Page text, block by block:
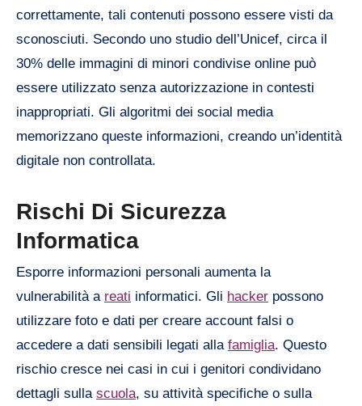
correttamente, tali contenuti possono essere visti da
sconosciuti. Secondo uno studio dell’Unicef, circa il
30% delle immagini di minori condivise online può
essere utilizzato senza autorizzazione in contesti
inappropriati. Gli algoritmi dei social media
memorizzano queste informazioni, creando un’identità
digitale non controllata.
Rischi Di Sicurezza
Informatica
Esporre informazioni personali aumenta la
vulnerabilità a reati informatici. Gli hacker possono
utilizzare foto e dati per creare account falsi o
accedere a dati sensibili legati alla famiglia. Questo
rischio cresce nei casi in cui i genitori condividano
dettagli sulla scuola, su attività specifiche o sulla